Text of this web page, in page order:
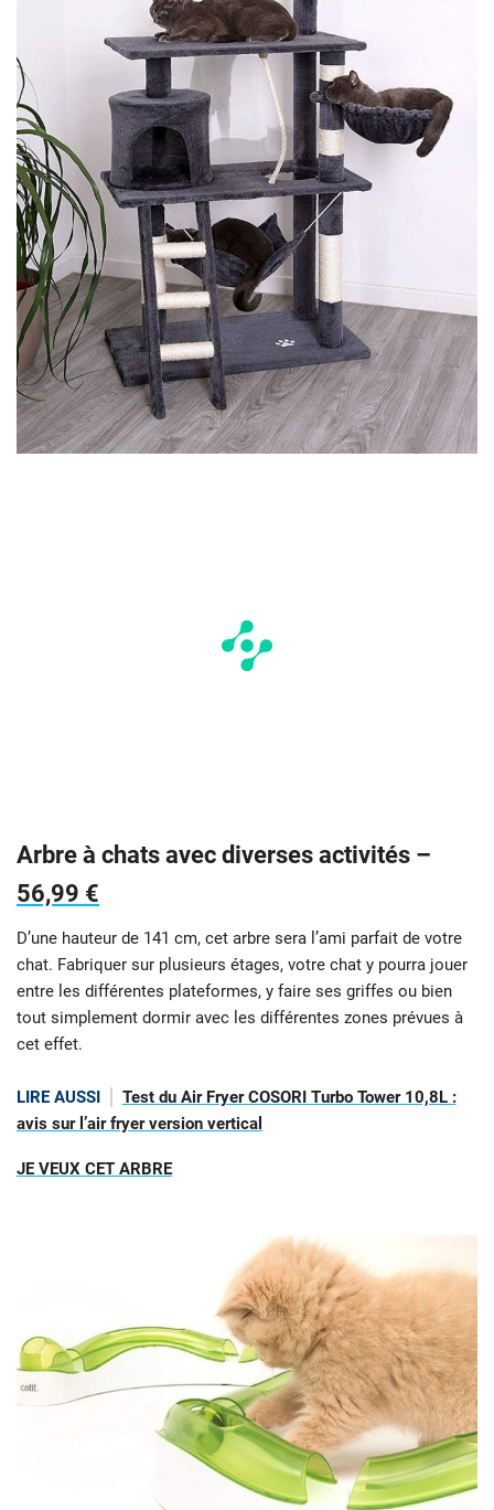
Arbre à chats avec diverses activités –
56,99 €
D’une hauteur de 141 cm, cet arbre sera l’ami parfait de votre
chat. Fabriquer sur plusieurs étages, votre chat y pourra jouer
entre les différentes plateformes, y faire ses griffes ou bien
tout simplement dormir avec les différentes zones prévues à
cet effet.
LIRE AUSSI
Test du Air Fryer COSORI Turbo Tower 10,8L :
avis sur l’air fryer version vertical
JE VEUX CET ARBRE